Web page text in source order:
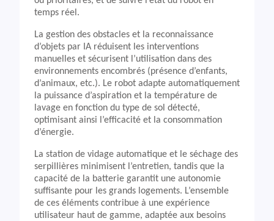
temps réel.
La gestion des obstacles et la reconnaissance
d’objets par IA réduisent les interventions
manuelles et sécurisent l’utilisation dans des
environnements encombrés (présence d’enfants,
d’animaux, etc.). Le robot adapte automatiquement
la puissance d’aspiration et la température de
lavage en fonction du type de sol détecté,
optimisant ainsi l’efficacité et la consommation
d’énergie.
La station de vidage automatique et le séchage des
serpillières minimisent l’entretien, tandis que la
capacité de la batterie garantit une autonomie
suffisante pour les grands logements. L’ensemble
de ces éléments contribue à une expérience
utilisateur haut de gamme, adaptée aux besoins